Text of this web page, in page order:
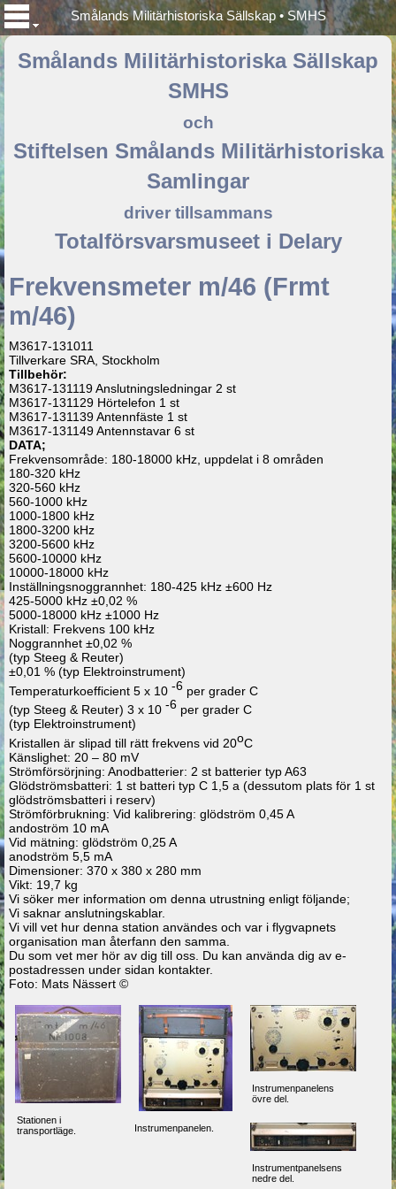
Smålands Militärhistoriska Sällskap • SMHS
Smålands Militärhistoriska Sällskap
SMHS
och
Stiftelsen Smålands Militärhistoriska
Samlingar
driver tillsammans
Totalförsvarsmuseet i Delary
Frekvensmeter m/46 (Frmt
m/46)
M3617-131011
Tillverkare SRA, Stockholm
Tillbehör:
M3617-131119 Anslutningsledningar 2 st
M3617-131129 Hörtelefon 1 st
M3617-131139 Antennfäste 1 st
M3617-131149 Antennstavar 6 st
DATA;
Frekvensområde: 180-18000 kHz, uppdelat i 8 områden
180-320 kHz
320-560 kHz
560-1000 kHz
1000-1800 kHz
1800-3200 kHz
3200-5600 kHz
5600-10000 kHz
10000-18000 kHz
Inställningsnoggrannhet: 180-425 kHz ±600 Hz
425-5000 kHz ±0,02 %
5000-18000 kHz ±1000 Hz
Kristall: Frekvens 100 kHz
Noggrannhet ±0,02 %
(typ Steeg & Reuter)
±0,01 % (typ Elektroinstrument)
Temperaturkoefficient 5 x 10 -6 per grader C
(typ Steeg & Reuter) 3 x 10 -6 per grader C
(typ Elektroinstrument)
Kristallen är slipad till rätt frekvens vid 20oC
Känslighet: 20 – 80 mV
Strömförsörjning: Anodbatterier: 2 st batterier typ A63
Glödströmsbatteri: 1 st batteri typ C 1,5 a (dessutom plats för 1 st
glödströmsbatteri i reserv)
Strömförbrukning: Vid kalibrering: glödström 0,45 A
andoström 10 mA
Vid mätning: glödström 0,25 A
anodström 5,5 mA
Dimensioner: 370 x 380 x 280 mm
Vikt: 19,7 kg
Vi söker mer information om denna utrustning enligt följande;
Vi saknar anslutningskablar.
Vi vill vet hur denna station användes och var i flygvapnets
organisation man återfann den samma.
Du som vet mer hör av dig till oss. Du kan använda dig av e-
postadressen under sidan kontakter.
Foto: Mats Nässert ©
Stationen i
transportläge.
Instrumenpanelen.
Instrumenpanelens
övre del.
Instrumentpanelsens
nedre del.